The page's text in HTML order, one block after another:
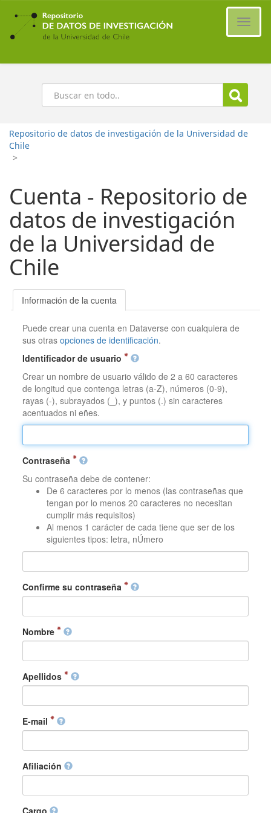
Ir
contenido
principal
Buscar
Repositorio de datos de investigación de la Universidad de
Chile
>
Cuenta - Repositorio de
datos de investigación
de la Universidad de
Chile
Información de la cuenta
Puede crear una cuenta en Dataverse con cualquiera de
sus otrasopciones de identificación.
Identificador de usuario
Crear un nombre de usuario válido de 2 a 60 caracteres
de longitud que contenga letras (a-Z), números (0-9),
rayas (-), subrayados (_), y puntos (.) sin caracteres
acentuados ni eñes.
Contraseña
Su contraseña debe de contener:
De 6 caracteres por lo menos (las contraseñas que
tengan por lo menos 20 caracteres no necesitan
cumplir más requisitos)
Al menos 1 carácter de cada tiene que ser de los
siguientes tipos: letra, nÚmero
Confirme su contraseña
Nombre
Apellidos
E-mail
Afiliación
Cargo